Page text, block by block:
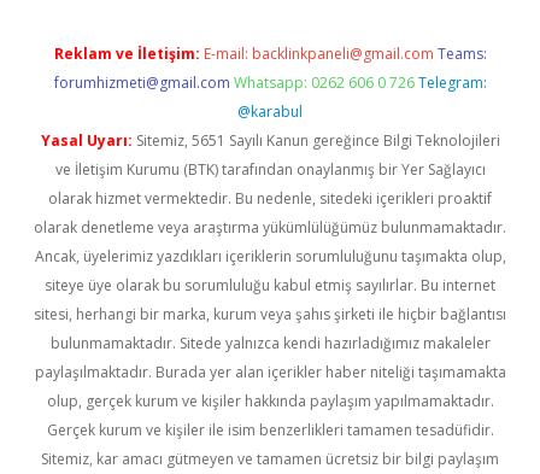
Reklam ve İletişim: E-mail: backlinkpaneli@gmail.com Teams:
forumhizmeti@gmail.com Whatsapp: 0262 606 0 726 Telegram:
@karabul
Yasal Uyarı: Sitemiz, 5651 Sayılı Kanun gereğince Bilgi Teknolojileri
ve İletişim Kurumu (BTK) tarafından onaylanmış bir Yer Sağlayıcı
olarak hizmet vermektedir. Bu nedenle, sitedeki içerikleri proaktif
olarak denetleme veya araştırma yükümlülüğümüz bulunmamaktadır.
Ancak, üyelerimiz yazdıkları içeriklerin sorumluluğunu taşımakta olup,
siteye üye olarak bu sorumluluğu kabul etmiş sayılırlar. Bu internet
sitesi, herhangi bir marka, kurum veya şahıs şirketi ile hiçbir bağlantısı
bulunmamaktadır. Sitede yalnızca kendi hazırladığımız makaleler
paylaşılmaktadır. Burada yer alan içerikler haber niteliği taşımamakta
olup, gerçek kurum ve kişiler hakkında paylaşım yapılmamaktadır.
Gerçek kurum ve kişiler ile isim benzerlikleri tamamen tesadüfidir.
Sitemiz, kar amacı gütmeyen ve tamamen ücretsiz bir bilgi paylaşım